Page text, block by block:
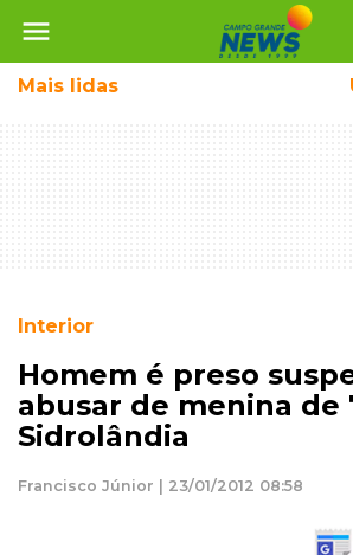
menu
Mais lidas
Interior
Homem é preso
abusar de menina de
Sidrolândia
Francisco Júnior | 23/01/2012 08:58